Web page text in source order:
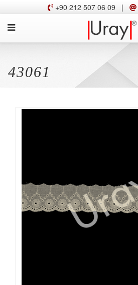
+90 212 507 06 09 |
43061